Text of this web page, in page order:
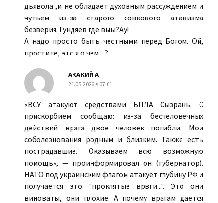
дьявола ,и не обладает духовным рассуждением и
чутьем из-за старого совкового атавизма
безверия. Гундяев где выы?Ау!
А надо просто быть честными перед Богом. Ой,
простите, это я о чем....?
АКАКИЙ А
21.05.2026 в 07:01
«ВСУ атакуют средствами БПЛА Сызрань. С
прискорбием сообщаю: из-за бесчеловечных
действий врага двое человек погибли. Мои
соболезнования родным и близким. Также есть
пострадавшие. Оказываем всю возможную
помощь», — проинформировал он (губернатор).
НАТО под украинским флагом атакует глубину РФ и
получается это "проклятые врвги...". Это они
виноваты, они плохие. А почему врагам дается